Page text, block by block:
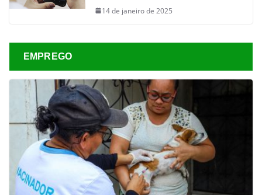
14 de janeiro de 2025
EMPREGO